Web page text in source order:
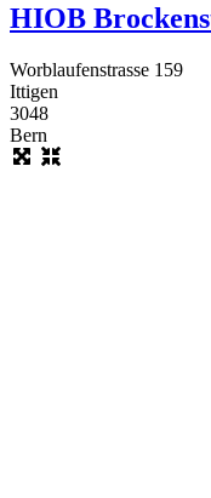
HIOB
Worblaufenstrasse 159
Ittigen
3048
Bern